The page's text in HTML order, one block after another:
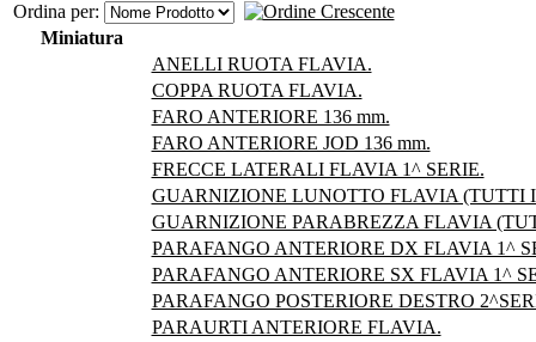
Ordina per:
Miniatura
ANELLI RUOTA FLAVIA.
COPPA RUOTA FLAVIA.
FARO ANTERIORE 136 mm.
FARO ANTERIORE JOD 136 mm.
FRECCE LATERALI FLAVIA 1^ SERIE.
GUARNIZIONE LUNOTTO FLAVIA (TUTTI
GUARNIZIONE PARABREZZA FLAVIA
PARAFANGO ANTERIORE DX FLAVIA 1^
PARAFANGO ANTERIORE SX FLAVIA 1^
PARAFANGO POSTERIORE DESTRO
PARAURTI ANTERIORE FLAVIA.